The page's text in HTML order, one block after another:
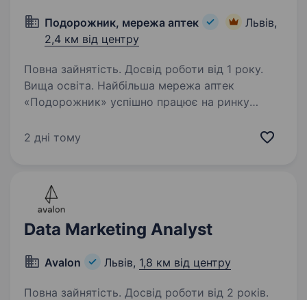
Подорожник, мережа аптек
Львів,
2,4 км від центру
Повна зайнятість. Досвід роботи від 1 року.
Вища освіта. Найбільша мережа аптек
«Подорожник» успішно працює на ринку
і понад 12 000 працівників у всіх регіонах
2 дні тому
Data Marketing Analyst
Avalon Львів, 1,8 км від центру
Повна зайнятість. Досвід роботи від 2 років.